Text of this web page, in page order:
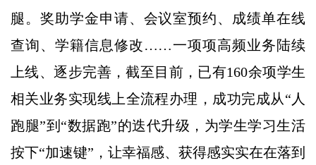
腿。奖助学金申请、会议室预约、成绩单在线
查询、学籍信息修改……一项项高频业务陆续
上线、逐步完善，截至目前，已有160余项学生
相关业务实现线上全流程办理，成功完成从“人
跑腿”到“数据跑”的迭代升级，为学生学习生活
按下“加速键”，让幸福感、获得感实实在在落到